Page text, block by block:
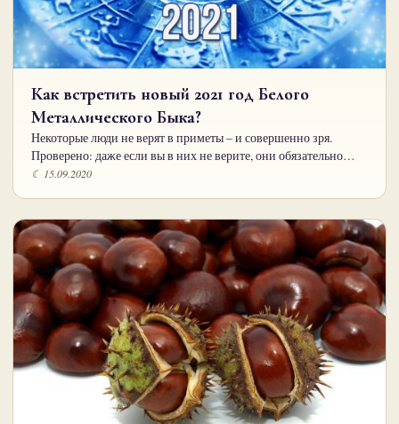
Как встретить новый 2021 год Белого
Металлического Быка?
Некоторые люди не верят в приметы – и совершенно зря.
Проверено: даже если вы в них не верите, они обязательно…
☾ 15.09.2020